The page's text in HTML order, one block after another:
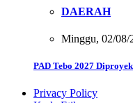
DAERAH
Minggu, 02/08/
PAD Tebo 2027
Privacy Policy